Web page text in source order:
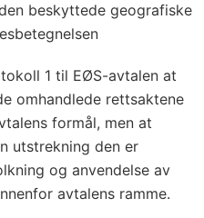
beskyttede geografiske
1 til EØS-avtalen at
omhandlede rettsaktene
formål, men at
utstrekning den er
og anvendelse av
avtalens ramme.